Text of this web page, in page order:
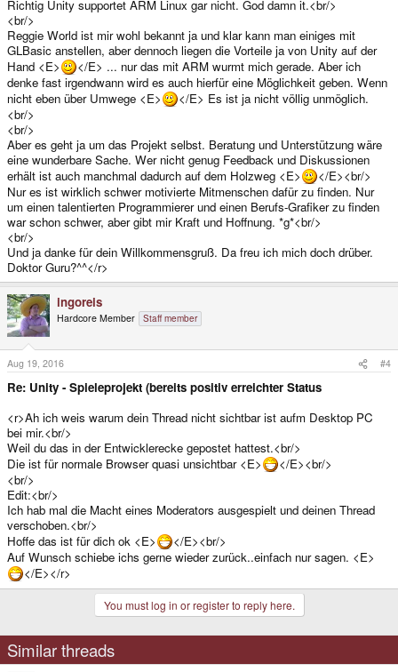
Richtig Unity supportet ARM Linux gar nicht. God damn it.<br/>
<br/>
Reggie World ist mir wohl bekannt ja und klar kann man einiges mit
GLBasic anstellen, aber dennoch liegen die Vorteile ja von Unity auf der
Hand <E>
</E> ... nur das mit ARM wurmt mich gerade. Aber ich
denke fast irgendwann wird es auch hierfür eine Möglichkeit geben. Wenn
nicht eben über Umwege <E>
</E> Es ist ja nicht völlig unmöglich.
<br/>
<br/>
Aber es geht ja um das Projekt selbst. Beratung und Unterstützung wäre
eine wunderbare Sache. Wer nicht genug Feedback und Diskussionen
erhält ist auch manchmal dadurch auf dem Holzweg <E>
</E><br/>
Nur es ist wirklich schwer motivierte Mitmenschen dafür zu finden. Nur
um einen talentierten Programmierer und einen Berufs-Grafiker zu finden
war schon schwer, aber gibt mir Kraft und Hoffnung. *g*<br/>
<br/>
Und ja danke für dein Willkommensgruß. Da freu ich mich doch drüber.
Doktor Guru?^^</r>
ingoreis
Hardcore Member Staff member
Aug 19, 2016 #4
Re: Unity - Spieleprojekt (bereits positiv erreichter Status
<r>Ah ich weis warum dein Thread nicht sichtbar ist aufm Desktop PC
bei mir.<br/>
Weil du das in der Entwicklerecke gepostet hattest.<br/>
Die ist für normale Browser quasi unsichtbar <E>
</E><br/>
<br/>
Edit:<br/>
Ich hab mal die Macht eines Moderators ausgespielt und deinen Thread
verschoben.<br/>
Hoffe das ist für dich ok <E>
</E><br/>
Auf Wunsch schiebe ichs gerne wieder zurück..einfach nur sagen. <E>
</E></r>
You must log in or register to reply here.
Similar threads